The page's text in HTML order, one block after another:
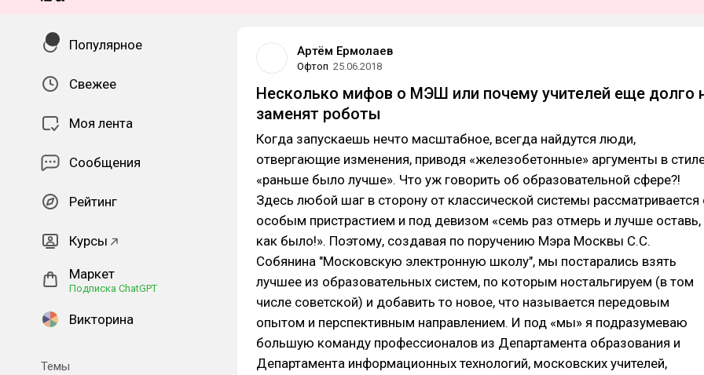
Популярное
Свежее
Моя лента
Сообщения
Рейтинг
Курсы
Маркет
Подписка ChatGPT
Викторина
Темы
Артём Ермолаев
Офтоп 25.06.2018
Несколько мифов о МЭШ или почему учителей еще долго
заменят роботы
Когда запускаешь нечто масштабное, всегда найдутся люди,
отвергающие изменения, приводя «железобетонные» аргументы в
«раньше было лучше». Что уж говорить об образовательной сфере?!
Здесь любой шаг в сторону от классической системы рассматривается
особым пристрастием и под девизом «семь раз отмерь и лучше оставь,
как было!». Поэтому, создавая по поручению Мэра Москвы С.С.
Собянина "Московскую электронную школу", мы постарались взять
лучшее из образовательных систем, по которым ностальгируем (в том
числе советской) и добавить то новое, что называется передовым
опытом и перспективным направлением. И под «мы» я подразумеваю
большую команду профессионалов из Департамента образования и
Департамента информационных технологий, московских учителей,